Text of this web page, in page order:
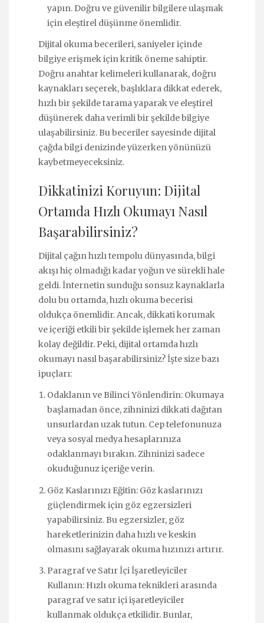
yapın. Doğru ve güvenilir bilgilere ulaşmak
için eleştirel düşünme önemlidir.
Dijital okuma becerileri, saniyeler içinde
bilgiye erişmek için kritik öneme sahiptir.
Doğru anahtar kelimeleri kullanarak, doğru
kaynakları seçerek, başlıklara dikkat ederek,
hızlı bir şekilde tarama yaparak ve eleştirel
düşünerek daha verimli bir şekilde bilgiye
ulaşabilirsiniz. Bu beceriler sayesinde dijital
çağda bilgi denizinde yüzerken yönünüzü
kaybetmeyeceksiniz.
Dikkatinizi Koruyun: Dijital
Ortamda Hızlı Okumayı Nasıl
Başarabilirsiniz?
Dijital çağın hızlı tempolu dünyasında, bilgi
akışı hiç olmadığı kadar yoğun ve sürekli hale
geldi. İnternetin sunduğu sonsuz kaynaklarla
dolu bu ortamda, hızlı okuma becerisi
oldukça önemlidir. Ancak, dikkati korumak
ve içeriği etkili bir şekilde işlemek her zaman
kolay değildir. Peki, dijital ortamda hızlı
okumayı nasıl başarabilirsiniz? İşte size bazı
ipuçları:
Odaklanın ve Bilinci Yönlendirin: Okumaya
başlamadan önce, zihninizi dikkati dağıtan
unsurlardan uzak tutun. Cep telefonunuza
veya sosyal medya hesaplarınıza
odaklanmayı bırakın. Zihninizi sadece
okuduğunuz içeriğe verin.
Göz Kaslarınızı Eğitin: Göz kaslarınızı
güçlendirmek için göz egzersizleri
yapabilirsiniz. Bu egzersizler, göz
hareketlerinizin daha hızlı ve keskin
olmasını sağlayarak okuma hızınızı artırır.
Paragraf ve Satır İçi İşaretleyiciler
Kullanın: Hızlı okuma teknikleri arasında
paragraf ve satır içi işaretleyiciler
kullanmak oldukça etkilidir. Bunlar,